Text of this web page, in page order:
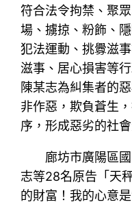
符合法令拘禁、聚
場、擄掠、粉飾、
犯法運動、挑釁滋
滋事、居心損害等
陳某志為糾集者的
非作惡，欺負蒼生
序，形成惡劣的社會
廊坊市廣陽區
志等28名原告「天
的財富！我的心意